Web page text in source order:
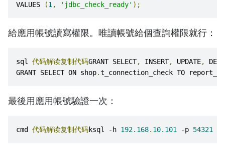
VALUES
(1, 'jdbc_check_ready' );
給應用帳號讀寫權限。唯讀帳號給個查詢權限就行：
sql 代码解读复制代码GRANT SELECT, INSERT, UPDATE,
GRANT SELECT ON shop.t_connection_check TO
最後用應用帳號驗證一次：
cmd 代码解读复制代码ksql - h 192.168. 10.101 -p 54321